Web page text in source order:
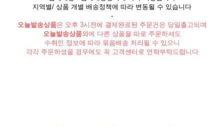
지역별/ 상품 개별 배송정책에 따라 변동될 수 있습니다
-
오늘발송상품은 오후 3시전에 결제완료된 주문건은 당일출고되며
오늘발송상품외에 다른 상품을 따로 주문하셔도
수취인 정보에 따라 묶음배송 처리될 수 있으니
각각 주문하셨을 경우에도 꼭 고객센터로 연락부탁드립니다